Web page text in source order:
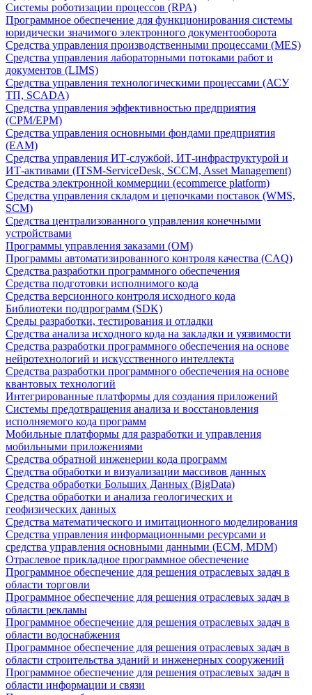
Системы роботизации процессов (RPA)
Программное обеспечение для функционирования системы
юридически значимого электронного документооборота
Средства управления производственными процессами (MES)
Средства управления лабораторными потоками работ и
документов (LIMS)
Средства управления технологическими процессами (АСУ
ТП, SCADA)
Средства управления эффективностью предприятия
(CPM/EPM)
Средства управления основными фондами предприятия
(EAM)
Средства управления ИТ-службой, ИТ-инфраструктурой и
ИТ-активами (ITSM-ServiceDesk, SCCM, Asset Management)
Средства электронной коммерции (ecommerce platform)
Средства управления складом и цепочками поставок (WMS,
SCM)
Средства централизованного управления конечными
устройствами
Программы управления заказами (OM)
Программы автоматизированного контроля качества (CAQ)
Средства разработки программного обеспечения
Средства подготовки исполнимого кода
Средства версионного контроля исходного кода
Библиотеки подпрограмм (SDK)
Среды разработки, тестирования и отладки
Средства анализа исходного кода на закладки и уязвимости
Средства разработки программного обеспечения на основе
нейротехнологий и искусственного интеллекта
Средства разработки программного обеспечения на основе
квантовых технологий
Интегрированные платформы для создания приложений
Системы предотвращения анализа и восстановления
исполняемого кода программ
Мобильные платформы для разработки и управления
мобильными приложениями
Средства обратной инженерии кода программ
Средства обработки и визуализации массивов данных
Средства обработки Больших Данных (BigData)
Средства обработки и анализа геологических и
геофизических данных
Средства математического и имитационного моделирования
Средства управления информационными ресурсами и
средства управления основными данными (ECM, MDM)
Отраслевое прикладное программное обеспечение
Программное обеспечение для решения отраслевых задач в
области торговли
Программное обеспечение для решения отраслевых задач в
области рекламы
Программное обеспечение для решения отраслевых задач в
области водоснабжения
Программное обеспечение для решения отраслевых задач в
области строительства зданий и инженерных сооружений
Программное обеспечение для решения отраслевых задач в
области информации и связи